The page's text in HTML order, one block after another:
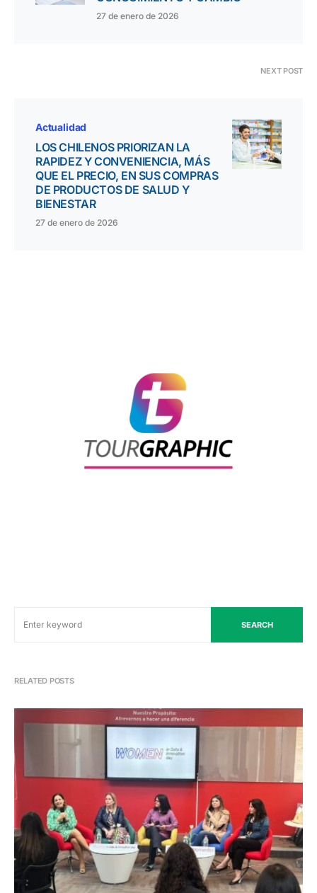
27 de enero de 2026
NEXT POST
Actualidad
LOS CHILENOS PRIORIZAN LA
RAPIDEZ Y CONVENIENCIA, MÁS
QUE EL PRECIO, EN SUS COMPRAS
DE PRODUCTOS DE SALUD Y
BIENESTAR
27 de enero de 2026
SEARCH
RELATED POSTS